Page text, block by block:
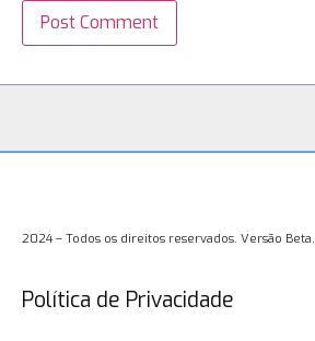
2024 – Todos os direitos reservados. Versão Beta.
Política de Privacidade